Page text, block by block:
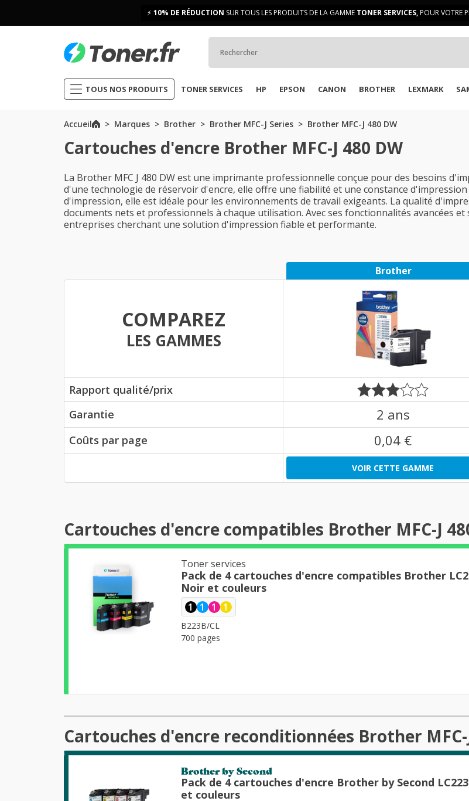
⚡ 10% DE RÉDUCTION SUR TOUS LES PRODUITS DE LA GAMME TONER SERVICES,POUR VOTRE
TOUS NOS PRODUITS TONER SERVICES HP EPSON CANON BROTHER LEXMARK
Accueil Marques Brother Brother MFC-J Series Brother MFC-J 480 DW
Cartouches d'encre Brother MFC-J 480 DW
La Brother MFC J 480 DW est une imprimante professionnelle conçue pour des besoins
d'une technologie de réservoir d'encre, elle offre une fiabilité et une constance
d'impression, elle est idéale pour les environnements de travail exigeants. La qualité
documents nets et professionnels à chaque utilisation. Avec ses fonctionnalités avancées
entreprises cherchant une solution d'impression fiable et performante.
Brother
COMPAREZ
LES GAMMES
Rapport qualité/prix
Garantie
2 ans
Coûts par page 0,04 €
VOIR CETTE GAMME
Cartouches d'encre compatibles Brother MFC-J
Toner services
Pack de 4 cartouches d'encre compatibles Brother
Noir et couleurs
1 1 1 1
B223B/CL
700 pages
Cartouches d'encre reconditionnées Brother MFC-
Brother by Second
Pack de 4 cartouches d'encre Brother by Second
et couleurs